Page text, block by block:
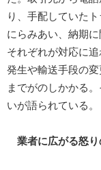
り、手配していた
にらみあい、納期
それぞれが対応に
発生や輸送手段の
までがのしかかる
いが語られている。
業者に広がる怒り